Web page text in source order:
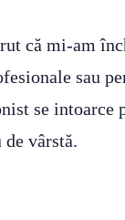
că mi-am
sau
se intoarce
vârstă.